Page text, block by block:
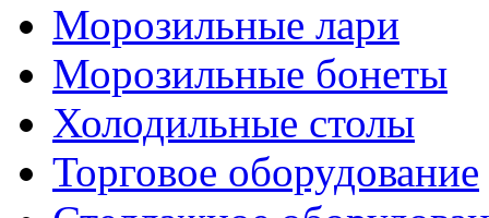
Морозильные лари
Морозильные бонеты
Холодильные столы
Торговое оборудование